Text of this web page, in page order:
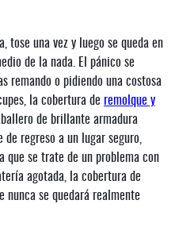
tose una vez y luego se queda en
de la nada. El pánico se
remando o pidiendo una costosa
la cobertura de remolque y
de brillante armadura
regreso a un lugar seguro,
que se trate de un problema con
agotada, la cobertura de
nunca se quedará realmente